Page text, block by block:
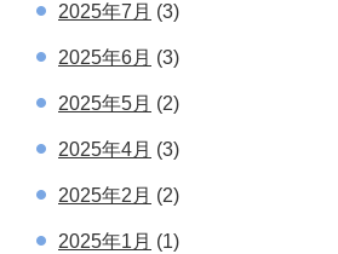
2025年7月 (3)
2025年6月 (3)
2025年5月 (2)
2025年4月 (3)
2025年2月 (2)
2025年1月 (1)